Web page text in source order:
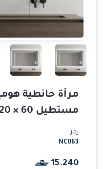
مرآة حائطية
مستطيل 60 × 120 سم
رمز :
NC063
15.240